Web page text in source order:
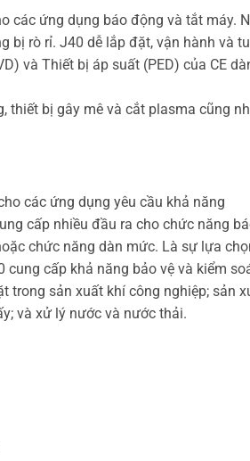
các ứng dụng báo động và tắt máy.
bị rò rỉ. J40 dễ lắp đặt, vận hành và
và Thiết bị áp suất (PED) của CE
thiết bị gây mê và cắt plasma cũng
các ứng dụng yêu cầu khả năng
cấp nhiều đầu ra cho chức năng
chức năng dàn mức. Là sự lựa
cấp khả năng bảo vệ và kiểm
trong sản xuất khí công nghiệp; sản
và xử lý nước và nước thải.